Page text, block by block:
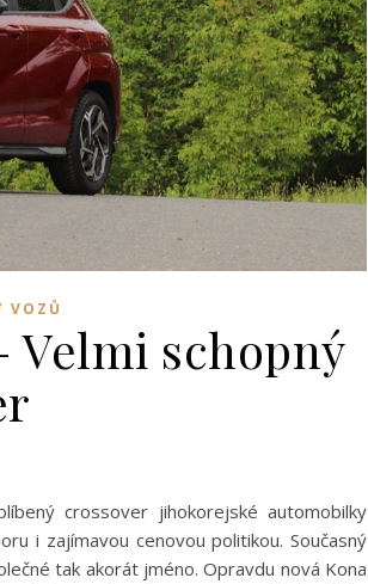
VOZŮ
Velmi schopný
crossover jihokorejské automobilky
i zajímavou cenovou politikou. Současný
tak akorát jméno. Opravdu nová Kona